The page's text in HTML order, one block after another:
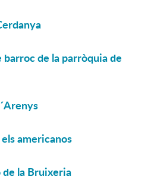
de la parròquia de
americanos
la Bruixeria